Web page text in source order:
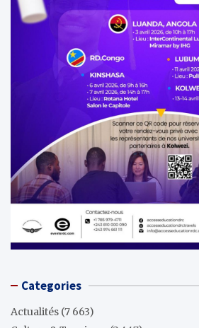
Categories
Actualités (7 663)